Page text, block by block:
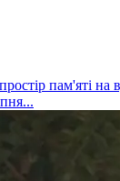
пам'яті